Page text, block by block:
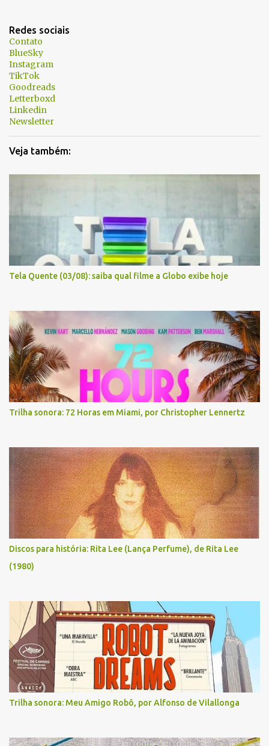
á
r
i
o
s
Redes sociais
Contato
BlueSky
Instagram
TikTok
Goodreads
Letterboxd
Linkedin
Newsletter
Veja também:
Tela Quente (03/08): saiba qual filme a Globo exibe hoje
Trilha sonora: 72 Horas em Miami, por Christopher Lennertz
Discos para história: Rita Lee (Lança Perfume), de Rita Lee
(1980)
Trilha sonora: Meu Amigo Robô, por Alfonso de Vilallonga